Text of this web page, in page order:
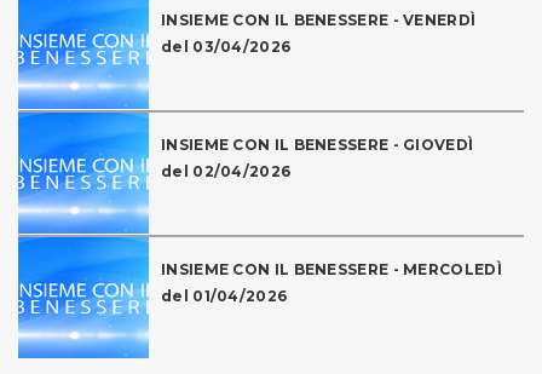
INSIEME CON IL BENESSERE - VENERDÌ
del 03/04/2026
INSIEME CON IL BENESSERE - GIOVEDÌ
del 02/04/2026
INSIEME CON IL BENESSERE - MERCOLEDÌ
del 01/04/2026